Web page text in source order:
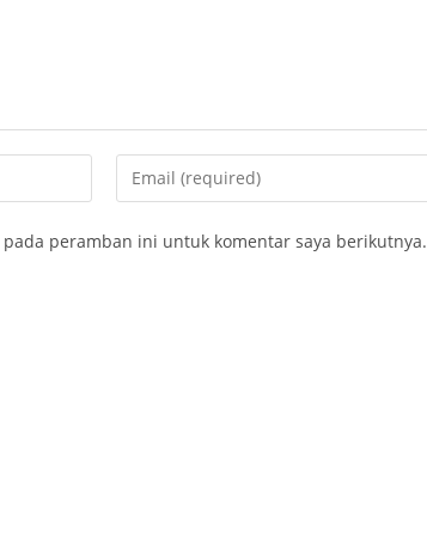
Enter
your
peramban ini untuk komentar saya berikutnya.